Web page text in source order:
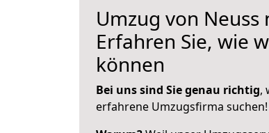
Umzug von
Erfahren Sie, wie
können
Bei uns sind Sie genau richtig,
erfahrene Umzugsfirma suchen!